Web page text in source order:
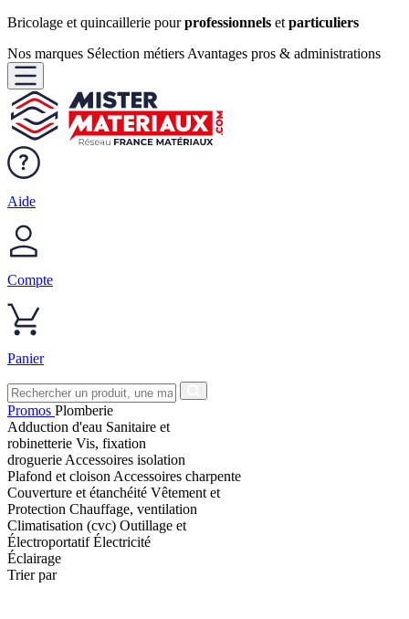
Bricolage et quincaillerie pourprofessionnels et particuliers
Nos marques Sélection métiers Avantages pros & administrations
Aide
Compte
Panier
Promos Plomberie
Adduction d'eau Sanitaire et
robinetterie Vis, fixation
droguerie Accessoires isolation
Plafond et cloison Accessoires charpente
Couverture et étanchéité Vêtement et
Protection Chauffage, ventilation
Climatisation (cvc) Outillage et
ÉlectroportatifÉlectricité
Éclairage
Trier par